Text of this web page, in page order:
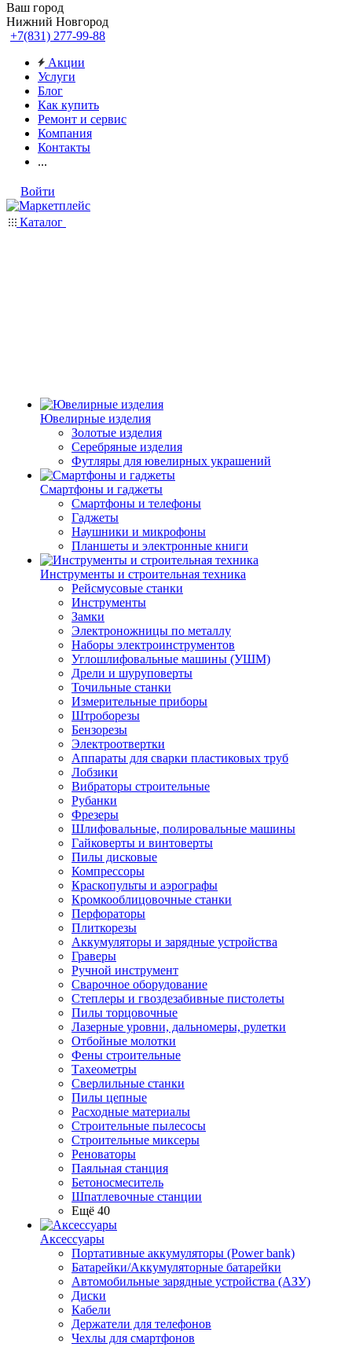
Ваш город
Нижний Новгород
+7(831) 277-99-88
Акции
Услуги
Блог
Как купить
Ремонт и сервис
Компания
Контакты
...
Войти
Каталог
Ювелирные изделия
Золотые изделия
Серебряные изделия
Футляры для ювелирных украшений
Смартфоны и гаджеты
Смартфоны и телефоны
Гаджеты
Наушники и микрофоны
Планшеты и электронные книги
Инструменты и строительная техника
Рейсмусовые станки
Инструменты
Замки
Электроножницы по металлу
Наборы электроинструментов
Углошлифовальные машины (УШМ)
Дрели и шуруповерты
Точильные станки
Измерительные приборы
Штроборезы
Бензорезы
Электроотвертки
Аппараты для сварки пластиковых труб
Лобзики
Вибраторы строительные
Рубанки
Фрезеры
Шлифовальные, полировальные машины
Гайковерты и винтоверты
Пилы дисковые
Компрессоры
Краскопульты и аэрографы
Кромкооблицовочные станки
Перфораторы
Плиткорезы
Аккумуляторы и зарядные устройства
Граверы
Ручной инструмент
Сварочное оборудование
Степлеры и гвоздезабивные пистолеты
Пилы торцовочные
Лазерные уровни, дальномеры, рулетки
Отбойные молотки
Фены строительные
Тахеометры
Сверлильные станки
Пилы цепные
Расходные материалы
Строительные пылесосы
Строительные миксеры
Реноваторы
Паяльная станция
Бетоносмеситель
Шпатлевочные станции
Ещё 40
Аксессуары
Портативные аккумуляторы (Power bank)
Батарейки/Аккумуляторные батарейки
Автомобильные зарядные устройства (АЗУ)
Диски
Кабели
Держатели для телефонов
Чехлы для смартфонов